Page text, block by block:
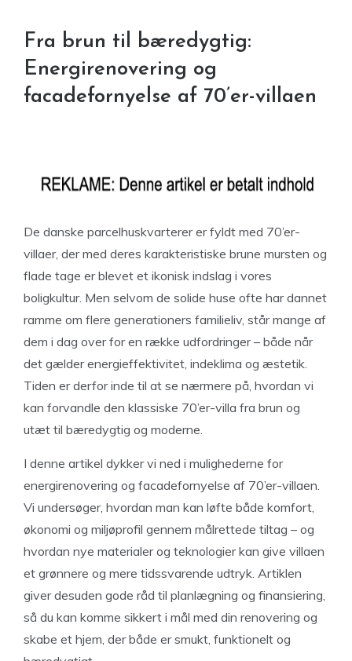
Fra brun til bæredygtig:
Energirenovering og
facadefornyelse af 70’er-villaen
De danske parcelhuskvarterer er fyldt med 70’er-
villaer, der med deres karakteristiske brune mursten og
flade tage er blevet et ikonisk indslag i vores
boligkultur. Men selvom de solide huse ofte har dannet
ramme om flere generationers familieliv, står mange af
dem i dag over for en række udfordringer – både når
det gælder energieffektivitet, indeklima og æstetik.
Tiden er derfor inde til at se nærmere på, hvordan vi
kan forvandle den klassiske 70’er-villa fra brun og
utæt til bæredygtig og moderne.
I denne artikel dykker vi ned i mulighederne for
energirenovering og facadefornyelse af 70’er-villaen.
Vi undersøger, hvordan man kan løfte både komfort,
økonomi og miljøprofil gennem målrettede tiltag – og
hvordan nye materialer og teknologier kan give villaen
et grønnere og mere tidssvarende udtryk. Artiklen
giver desuden gode råd til planlægning og finansiering,
så du kan komme sikkert i mål med din renovering og
skabe et hjem, der både er smukt, funktionelt og